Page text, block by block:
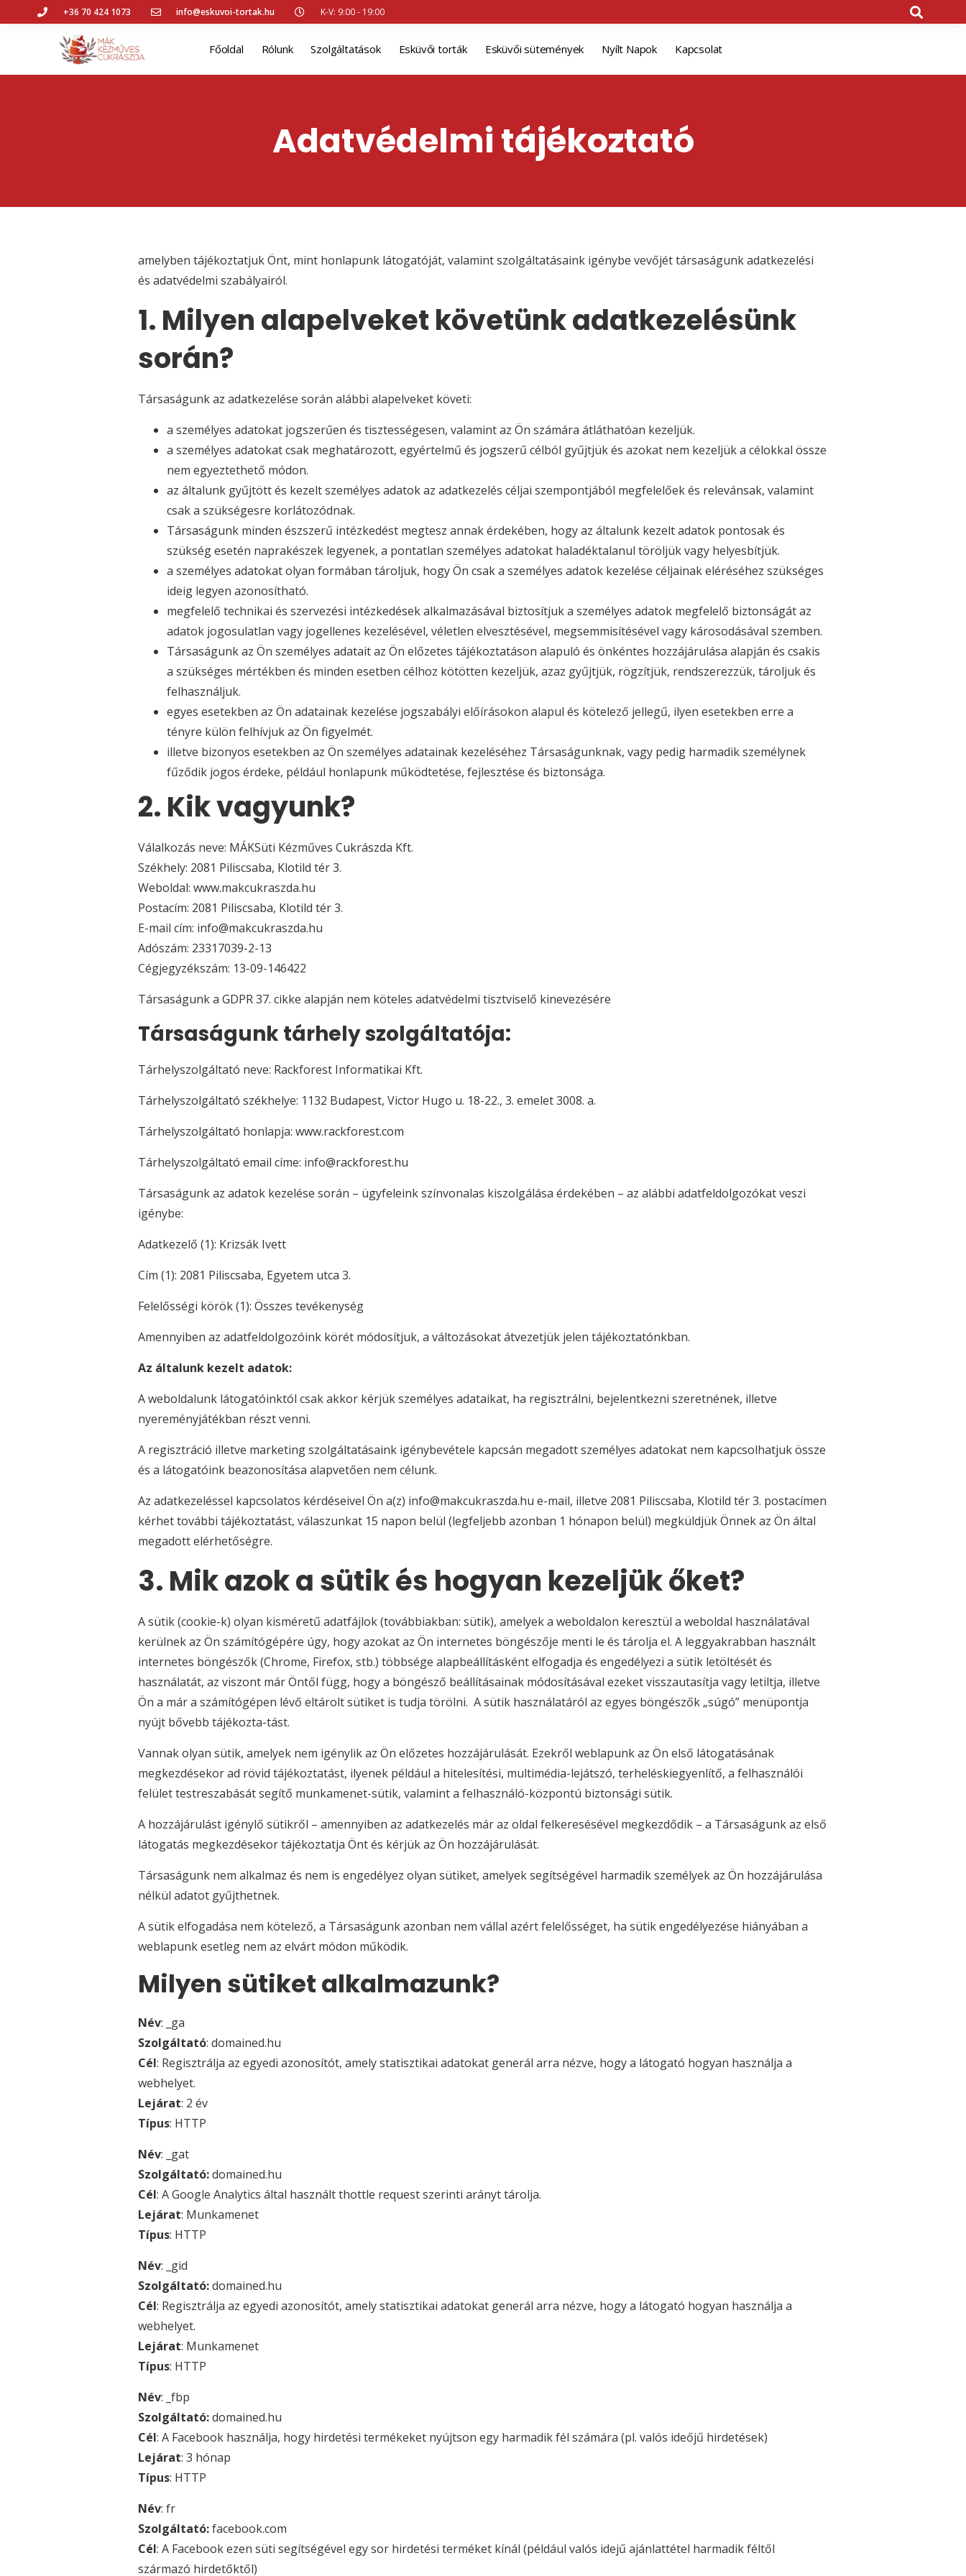
+36 70 424 1073 info@eskuvoi-tortak.hu K-V: 9:00 - 19:00
Főoldal Rólunk Szolgáltatások Esküvői torták Esküvői sütemények Nyílt Napok Kapcsolat
Adatvédelmi tájékoztató
amelyben tájékoztatjuk Önt, mint honlapunk látogatóját, valamint szolgáltatásaink igénybe vevőjét társaságunk adatkezelési
és adatvédelmi szabályairól.
1. Milyen alapelveket követünk adatkezelésünk
során?
Társaságunk az adatkezelése során alábbi alapelveket követi:
a személyes adatokat jogszerűen és tisztességesen, valamint az Ön számára átláthatóan kezeljük.
a személyes adatokat csak meghatározott, egyértelmű és jogszerű célból gyűjtjük és azokat nem kezeljük a célokkal össze
nem egyeztethető módon.
az általunk gyűjtött és kezelt személyes adatok az adatkezelés céljai szempontjából megfelelőek és relevánsak, valamint
csak a szükségesre korlátozódnak.
Társaságunk minden észszerű intézkedést megtesz annak érdekében, hogy az általunk kezelt adatok pontosak és
szükség esetén naprakészek legyenek, a pontatlan személyes adatokat haladéktalanul töröljük vagy helyesbítjük.
a személyes adatokat olyan formában tároljuk, hogy Ön csak a személyes adatok kezelése céljainak eléréséhez szükséges
ideig legyen azonosítható.
megfelelő technikai és szervezési intézkedések alkalmazásával biztosítjuk a személyes adatok megfelelő biztonságát az
adatok jogosulatlan vagy jogellenes kezelésével, véletlen elvesztésével, megsemmisítésével vagy károsodásával szemben.
Társaságunk az Ön személyes adatait az Ön előzetes tájékoztatáson alapuló és önkéntes hozzájárulása alapján és csakis
a szükséges mértékben és minden esetben célhoz kötötten kezeljük, azaz gyűjtjük, rögzítjük, rendszerezzük, tároljuk és
felhasználjuk.
egyes esetekben az Ön adatainak kezelése jogszabályi előírásokon alapul és kötelező jellegű, ilyen esetekben erre a
tényre külön felhívjuk az Ön figyelmét.
illetve bizonyos esetekben az Ön személyes adatainak kezeléséhez Társaságunknak, vagy pedig harmadik személynek
fűződik jogos érdeke, például honlapunk működtetése, fejlesztése és biztonsága.
2. Kik vagyunk?
Válalkozás neve: MÁKSüti Kézműves Cukrászda Kft.
Székhely: 2081 Piliscsaba, Klotild tér 3.
Weboldal: www.makcukraszda.hu
Postacím: 2081 Piliscsaba, Klotild tér 3.
E-mail cím: info@makcukraszda.hu
Adószám: 23317039-2-13
Cégjegyzékszám: 13-09-146422
Társaságunk a GDPR 37. cikke alapján nem köteles adatvédelmi tisztviselő kinevezésére
Társaságunk tárhely szolgáltatója:
Tárhelyszolgáltató neve: Rackforest Informatikai Kft.
Tárhelyszolgáltató székhelye: 1132 Budapest, Victor Hugo u. 18-22., 3. emelet 3008. a.
Tárhelyszolgáltató honlapja: www.rackforest.com
Tárhelyszolgáltató email címe: info@rackforest.hu
Társaságunk az adatok kezelése során – ügyfeleink színvonalas kiszolgálása érdekében – az alábbi adatfeldolgozókat veszi
igénybe:
Adatkezelő (1): Krizsák Ivett
Cím (1): 2081 Piliscsaba, Egyetem utca 3.
Felelősségi körök (1): Összes tevékenység
Amennyiben az adatfeldolgozóink körét módosítjuk, a változásokat átvezetjük jelen tájékoztatónkban.
Az általunk kezelt adatok:
A weboldalunk látogatóinktól csak akkor kérjük személyes adataikat, ha regisztrálni, bejelentkezni szeretnének, illetve
nyereményjátékban részt venni.
A regisztráció illetve marketing szolgáltatásaink igénybevétele kapcsán megadott személyes adatokat nem kapcsolhatjuk össze
és a látogatóink beazonosítása alapvetően nem célunk.
Az adatkezeléssel kapcsolatos kérdéseivel Ön a(z) info@makcukraszda.hu e-mail, illetve 2081 Piliscsaba, Klotild tér 3. postacímen
kérhet további tájékoztatást, válaszunkat 15 napon belül (legfeljebb azonban 1 hónapon belül) megküldjük Önnek az Ön által
megadott elérhetőségre.
3. Mik azok a sütik és hogyan kezeljük őket?
A sütik (cookie-k) olyan kisméretű adatfájlok (továbbiakban: sütik), amelyek a weboldalon keresztül a weboldal használatával
kerülnek az Ön számítógépére úgy, hogy azokat az Ön internetes böngészője menti le és tárolja el. A leggyakrabban használt
internetes böngészők (Chrome, Firefox, stb.) többsége alapbeállításként elfogadja és engedélyezi a sütik letöltését és
használatát, az viszont már Öntől függ, hogy a böngésző beállításainak módosításával ezeket visszautasítja vagy letiltja, illetve
Ön a már a számítógépen lévő eltárolt sütiket is tudja törölni. A sütik használatáról az egyes böngészők „súgó” menüpontja
nyújt bővebb tájékozta-tást.
Vannak olyan sütik, amelyek nem igénylik az Ön előzetes hozzájárulását. Ezekről weblapunk az Ön első látogatásának
megkezdésekor ad rövid tájékoztatást, ilyenek például a hitelesítési, multimédia-lejátszó, terheléskiegyenlítő, a felhasználói
felület testreszabását segítő munkamenet-sütik, valamint a felhasználó-központú biztonsági sütik.
A hozzájárulást igénylő sütikről – amennyiben az adatkezelés már az oldal felkeresésével megkezdődik – a Társaságunk az első
látogatás megkezdésekor tájékoztatja Önt és kérjük az Ön hozzájárulását.
Társaságunk nem alkalmaz és nem is engedélyez olyan sütiket, amelyek segítségével harmadik személyek az Ön hozzájárulása
nélkül adatot gyűjthetnek.
A sütik elfogadása nem kötelező, a Társaságunk azonban nem vállal azért felelősséget, ha sütik engedélyezése hiányában a
weblapunk esetleg nem az elvárt módon működik.
Milyen sütiket alkalmazunk?
Név: _ga
Szolgáltató: domained.hu
Cél: Regisztrálja az egyedi azonosítót, amely statisztikai adatokat generál arra nézve, hogy a látogató hogyan használja a
webhelyet.
Lejárat: 2 év
Típus: HTTP
Név: _gat
Szolgáltató:domained.hu
Cél: A Google Analytics által használt thottle request szerinti arányt tárolja.
Lejárat: Munkamenet
Típus: HTTP
Név: _gid
Szolgáltató:domained.hu
Cél: Regisztrálja az egyedi azonosítót, amely statisztikai adatokat generál arra nézve, hogy a látogató hogyan használja a
webhelyet.
Lejárat: Munkamenet
Típus: HTTP
Név: _fbp
Szolgáltató:domained.hu
Cél: A Facebook használja, hogy hirdetési termékeket nyújtson egy harmadik fél számára (pl. valós ideőjű hirdetések)
Lejárat: 3 hónap
Típus: HTTP
Név: fr
Szolgáltató:facebook.com
Cél: A Facebook ezen süti segítségével egy sor hirdetési terméket kínál (például valós idejű ajánlattétel harmadik féltől
származó hirdetőktől)